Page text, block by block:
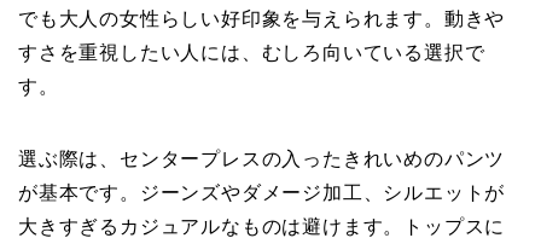
でも大人の女性らしい好印象を与えられます。動きや
すさを重視したい人には、むしろ向いている選択で
す。
選ぶ際は、センタープレスの入ったきれいめのパンツ
が基本です。ジーンズやダメージ加工、シルエットが
大きすぎるカジュアルなものは避けます。トップスに